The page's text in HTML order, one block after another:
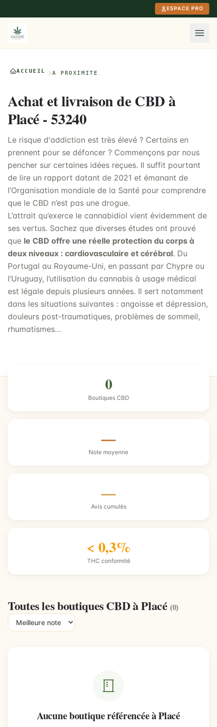
ESPACE PRO
ACCUEIL À PROXIMITÉ
Achat et livraison de CBD à
Placé - 53240
Le risque d'addiction est très élevé ? Certains en
prennent pour se défoncer ? Commençons par nous
pencher sur certaines idées reçues. Il suffit pourtant
de lire un rapport datant de 2021 et émanant de
l’Organisation mondiale de la Santé pour comprendre
que le CBD n’est pas une drogue.
L’attrait qu’exerce le cannabidiol vient évidemment de
ses vertus. Sachez que diverses études ont prouvé
que le CBD offre une réelle protection du corps à
deux niveaux : cardiovasculaire et cérébral. Du
Portugal au Royaume-Uni, en passant par Chypre ou
l’Uruguay, l’utilisation du cannabis à usage médical
est légale depuis plusieurs années. Il sert notamment
dans les situations suivantes : angoisse et dépression,
douleurs post-traumatiques, problèmes de sommeil,
rhumatismes…
0
Boutiques CBD
—
Note moyenne
—
Avis cumulés
< 0,3%
THC conformité
Toutes les boutiques CBD à Placé(0)
Aucune boutique référencée à Placé